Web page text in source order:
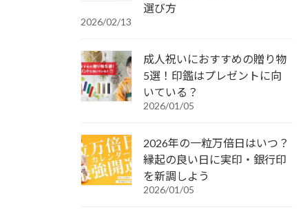
選び方
2026/02/13
成人祝いにおすすめの贈り物
5選！印鑑はプレゼントに向
いている？
2026/01/05
2026年の一粒万倍日はいつ？
縁起の良い日に実印・銀行印
を新調しよう
2026/01/05